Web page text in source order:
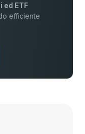
ed ETF
efficiente